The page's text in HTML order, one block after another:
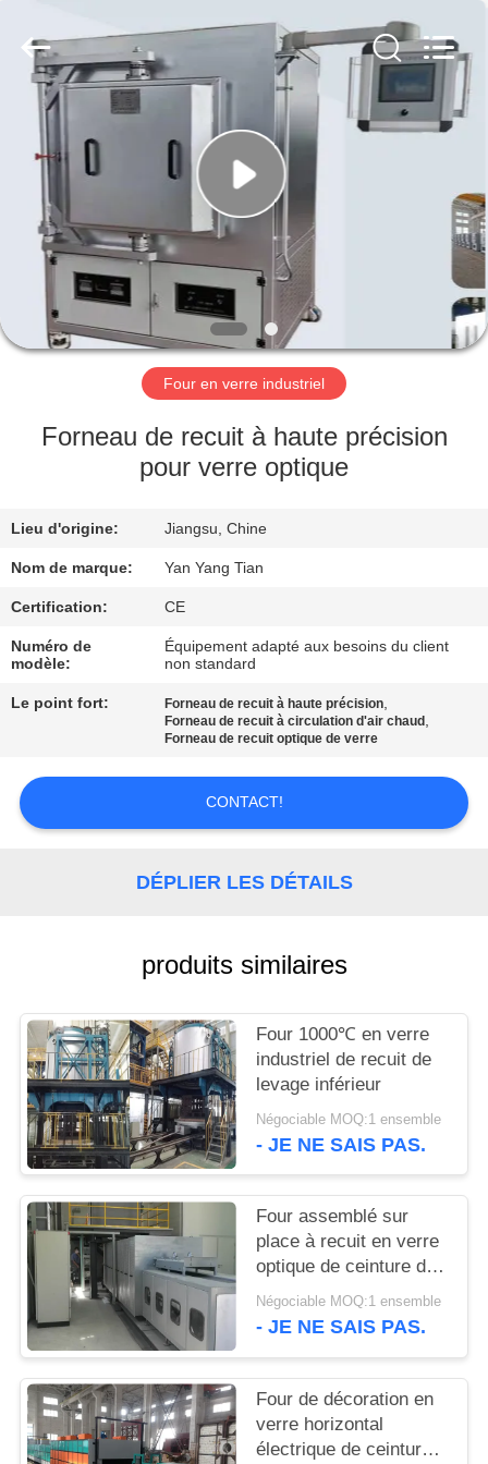
LA
MAISON
PRODUITS
VIDÉOS
PROPOS
VISITE
DE
L'USINE
CONTRÔLE
LA
QUALITÉ
NOUVELLES
AFFAIRES
DEMANDEZ
UN DEVIS
PLAN
DU
SITE
PRIVACY
POLICY
Reserved.
Four en verre industriel
Forneau de recuit à haute précision
pour verre optique
Lieu d'origine: Jiangsu, Chine
Nom de marque: Yan Yang Tian
Certification: CE
Numéro de
modèle:
Équipement adapté aux besoins du client
non standard
Le point fort: Forneau de recuit à haute précision,
Forneau de recuit à circulation d'air chaud ,
Forneau de recuit optique de verre
CONTACT!
DÉPLIER LES DÉTAILS
produits similaires
Four 1000℃ en verre
industriel de recuit de
levage inférieur
Négociable MOQ:1 ensemble
- JE NE SAIS PAS.
Four assemblé sur
place à recuit en verre
optique de ceinture de
maille
Négociable MOQ:1 ensemble
- JE NE SAIS PAS.
Four de décoration en
verre horizontal
électrique de ceinture